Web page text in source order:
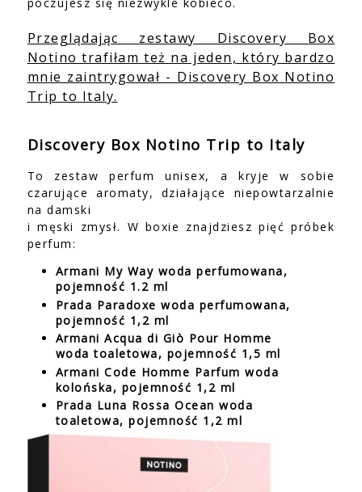
poczujesz się niezwykle kobieco.
Przeglądając zestawy Discovery Box
Notino trafiłam też na jeden, który bardzo
mnie zaintrygował - Discovery Box Notino
Trip to Italy.
Discovery Box Notino Trip to Italy
To zestaw perfum unisex, a kryje w sobie
czarujące aromaty, działające niepowtarzalnie
na damski
i męski zmysł. W boxie znajdziesz pięć próbek
perfum:
Armani My Way woda perfumowana,
pojemność 1.2 ml
Prada Paradoxe woda perfumowana,
pojemność 1,2 ml
Armani Acqua di Giò Pour Homme
woda toaletowa, pojemność 1,5 ml
Armani Code Homme Parfum woda
kolońska, pojemność 1,2 ml
Prada Luna Rossa Ocean woda
toaletowa, pojemność 1,2 ml